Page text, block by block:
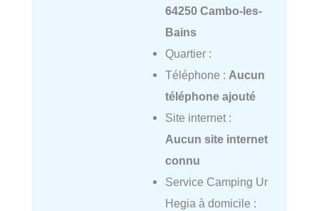
64250 Cambo-les-
Bains
Quartier :
Téléphone : Aucun
téléphone ajouté
Site internet :
Aucun site internet
connu
Service Camping Ur
Hegia à domicile :